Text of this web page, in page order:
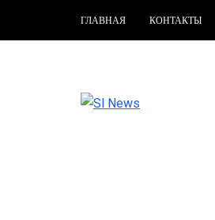
ГЛАВНАЯ КОНТАКТЫ